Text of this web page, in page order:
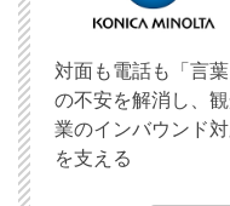
対面も電話も「言葉
の不安を解消し、
業のインバウンド
を支える